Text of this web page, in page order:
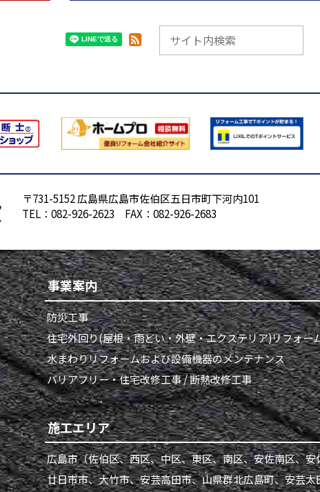
〒731-5152 広島県広島市佐伯区五日市町下河内101
TEL：082-926-2623 FAX：082-926-2683
事業案内
防災工事
住宅外回り(屋根・雨どい・外壁・エクステリア)リフォー
水まわりリフォームおよび設備機器のメンテナンス
バリアフリー・住宅改修工事 / 断熱改修工事
施工エリア
広島市（佐伯区、西区、中区、東区、南区、安佐南区、
廿日市市、大竹市、安芸高田市、山県群北広島町、安芸太